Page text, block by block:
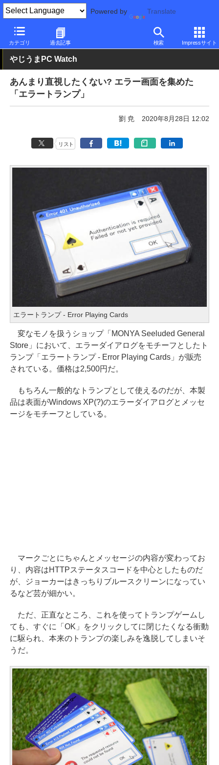
Powered by Translate
カテゴリ 過去記事 検索 Impressサイト
PC Watch 半導体/周辺機器
やじうまPC Watch
あんまり直視したくない? エラー画面を集めた
「エラートランプ」
劉 尭 2020年8月28日 12:02
リスト
エラートランプ - Error Playing Cards
変なモノを扱うショップ「MONYA Seeluded General
Store」において、エラーダイアログをモチーフとしたト
ランプ「エラートランプ - Error Playing Cards」が販売
されている。価格は2,500円だ。
もちろん一般的なトランプとして使えるのだが、本製
品は表面がWindows XP(?)のエラーダイアログとメッセ
ージをモチーフとしている。
マークごとにちゃんとメッセージの内容が変わってお
り、内容はHTTPステータスコードを中心としたものだ
が、ジョーカーはきっちりブルースクリーンになってい
るなど芸が細かい。
ただ、正直なところ、これを使ってトランプゲームし
ても、すぐに「OK」をクリックしてに閉じたくなる衝動
に駆られ、本来のトランプの楽しみを逸脱してしまいそ
うだ。